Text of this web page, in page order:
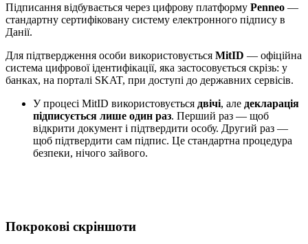
Підписання відбувається через цифрову платформу Penneo —
стандартну сертифіковану систему електронного підпису в
Данії.
Для підтвердження особи використовується MitID — офіційна
система цифрової ідентифікації, яка застосовується скрізь: у
банках, на порталі SKAT, при доступі до державних сервісів.
У процесі MitID використовується двічі, але декларація
підписується лише один раз. Перший раз — щоб
відкрити документ і підтвердити особу. Другий раз —
щоб підтвердити сам підпис. Це стандартна процедура
безпеки, нічого зайвого.
Покрокові скріншоти